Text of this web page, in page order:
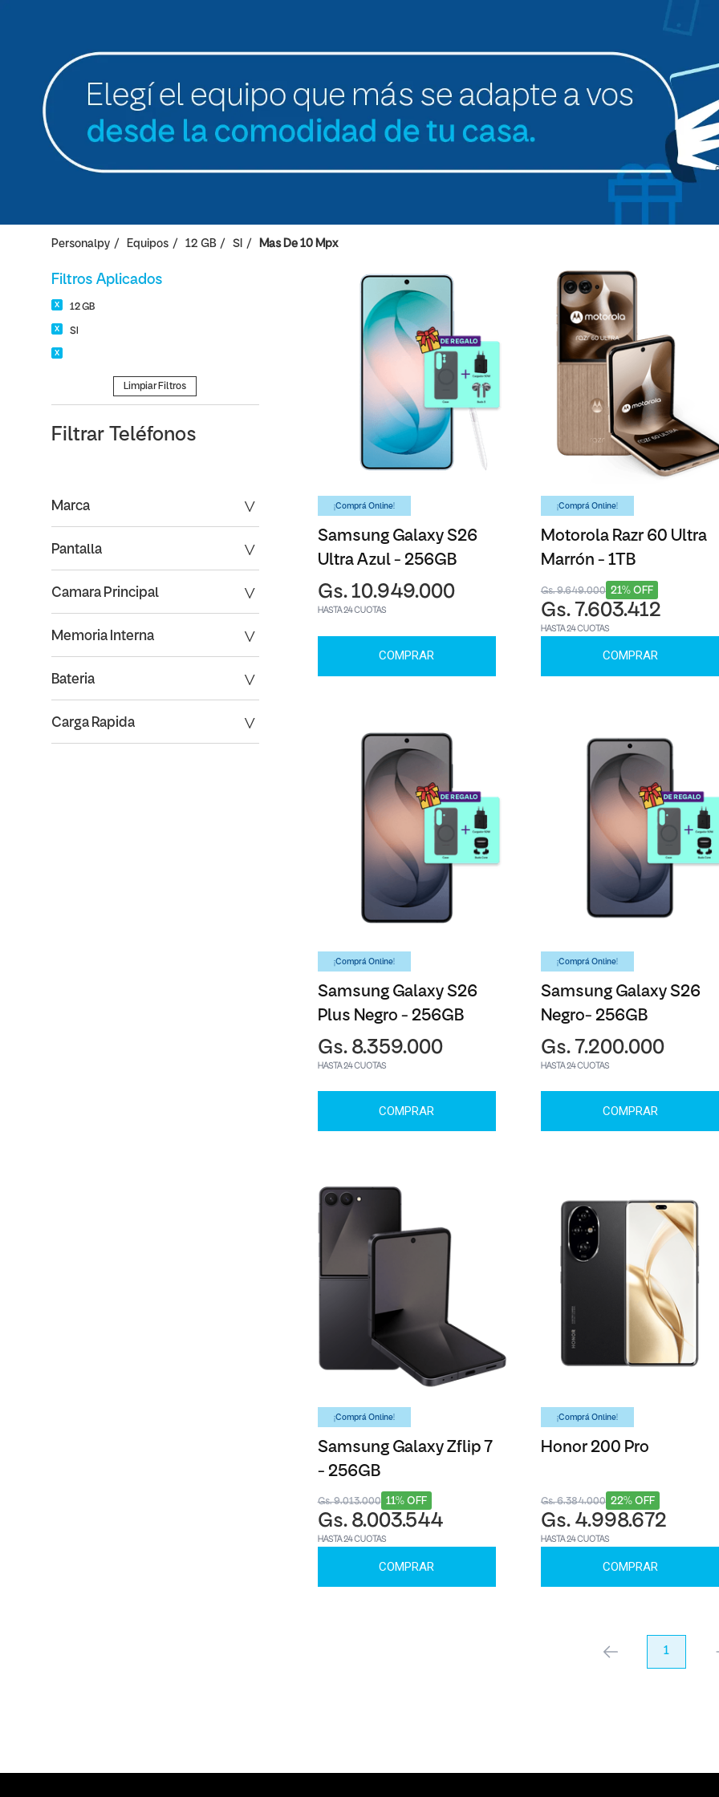
Personalpy Equipos 12 GB SI Mas De 10 Mpx
Filtros Aplicados
12 GB
SI
Limpiar Filtros
Filtrar Teléfonos
Marca
Pantalla
Carga Rapida
Camara Principal
Memoria Interna
Bateria
¡Comprá Online!
Samsung Galaxy S26
Ultra Azul - 256GB
Gs. 10.949.000
HASTA 24 CUOTAS
COMPRAR
¡Comprá Online!
Motorola Razr 60 Ultra
Marrón - 1TB
21% OFF
Gs. 9.649.000
Gs. 7.603.412
HASTA 24 CUOTAS
COMPRAR
¡Comprá Online!
Samsung Galaxy S26
Plus Negro - 256GB
Gs. 8.359.000
HASTA 24 CUOTAS
COMPRAR
¡Comprá Online!
Samsung Galaxy S26
Negro- 256GB
Gs. 7.200.000
HASTA 24 CUOTAS
COMPRAR
¡Comprá Online!
Samsung Galaxy Zflip 7
- 256GB
11% OFF
Gs. 9.013.000
Gs. 8.003.544
HASTA 24 CUOTAS
COMPRAR
¡Comprá Online!
Honor 200 Pro
22% OFF
Gs. 6.384.000
Gs. 4.998.672
HASTA 24 CUOTAS
COMPRAR
anterior 1